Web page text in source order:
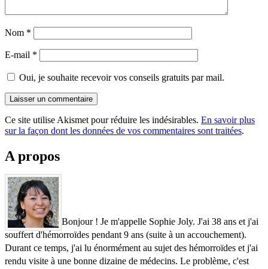
Nom *
E-mail *
Oui, je souhaite recevoir vos conseils gratuits par mail.
Ce site utilise Akismet pour réduire les indésirables. En savoir plus
sur la façon dont les données de vos commentaires sont traitées.
A propos
Bonjour ! Je m'appelle Sophie Joly. J'ai 38 ans et j'ai
souffert d'hémorroïdes pendant 9 ans (suite à un accouchement).
Durant ce temps, j'ai lu énormément au sujet des hémorroïdes et j'ai
rendu visite à une bonne dizaine de médecins. Le problème, c'est